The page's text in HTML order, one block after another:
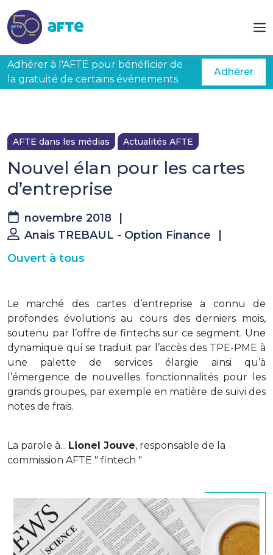
Adhérer à l'AFTE pour bénéficier de
la gratuité de certains événements
Adhérer
AFTE dans les médias Actualités AFTE
Nouvel élan pour les cartes
d’entreprise
novembre 2018
Anais TREBAUL - Option Finance
Ouvert à tous
Le marché des cartes d’entreprise a connu de
profondes évolutions au cours des derniers mois,
soutenu par l’offre de fintechs sur ce segment. Une
dynamique qui se traduit par l’accès des TPE-PME à
une palette de services élargie ainsi qu’à
l’émergence de nouvelles fonctionnalités pour les
grands groupes, par exemple en matière de suivi des
notes de frais.
La parole à... Lionel Jouve, responsable de la
commission AFTE " fintech "